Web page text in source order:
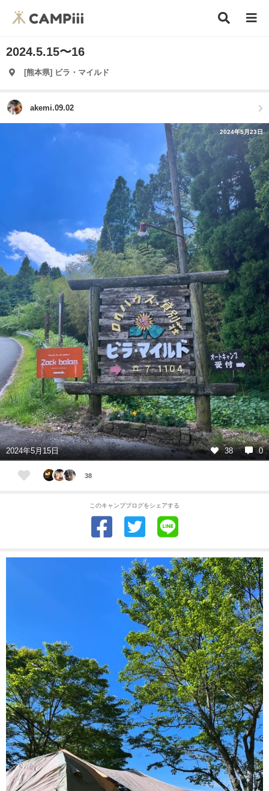
2024.5.15〜16
[熊本県] ビラ・マイルド
akemi.09.02
2024年5月23日
2024年5月15日 38 0
38
このキャンプブログをシェアする